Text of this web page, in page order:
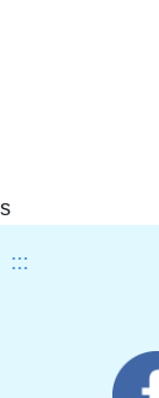
s
:::